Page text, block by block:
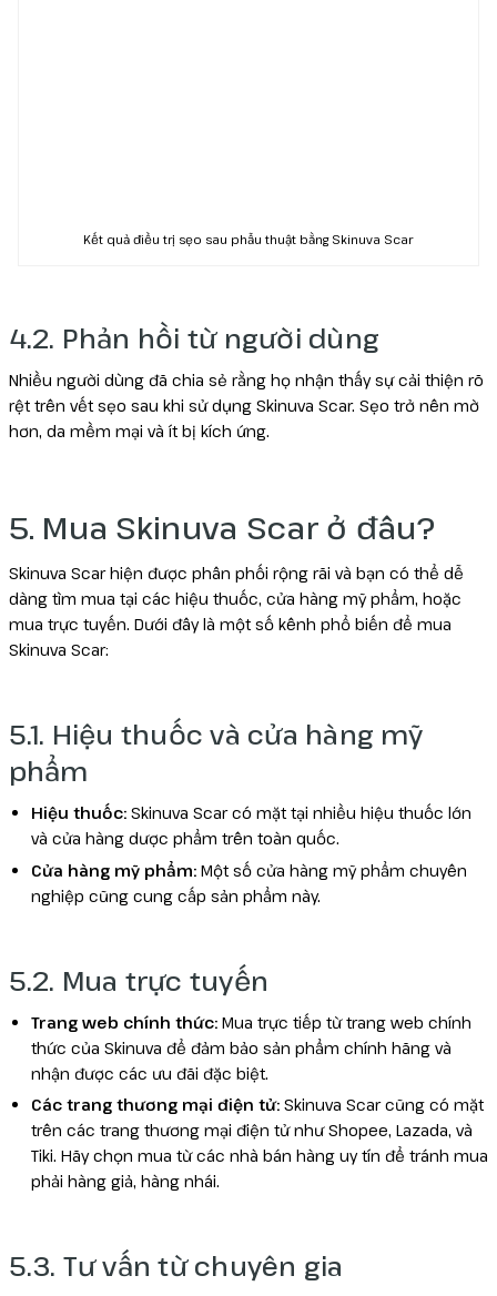
Kết quả điều trị sẹo sau phẫu thuật bằng Skinuva Scar
4.2. Phản hồi từ người dùng
Nhiều người dùng đã chia sẻ rằng họ nhận thấy sự cải thiện rõ
rệt trên vết sẹo sau khi sử dụng Skinuva Scar. Sẹo trở nên mờ
hơn, da mềm mại và ít bị kích ứng.
5. Mua Skinuva Scar ở đâu?
Skinuva Scar hiện được phân phối rộng rãi và bạn có thể dễ
dàng tìm mua tại các hiệu thuốc, cửa hàng mỹ phẩm, hoặc
mua trực tuyến. Dưới đây là một số kênh phổ biến để mua
Skinuva Scar:
5.1. Hiệu thuốc và cửa hàng mỹ
phẩm
Hiệu thuốc:Skinuva Scar có mặt tại nhiều hiệu thuốc lớn
và cửa hàng dược phẩm trên toàn quốc.
Cửa hàng mỹ phẩm:Một số cửa hàng mỹ phẩm chuyên
nghiệp cũng cung cấp sản phẩm này.
5.2. Mua trực tuyến
Trang web chính thức:Mua trực tiếp từ trang web chính
thức của Skinuva để đảm bảo sản phẩm chính hãng và
nhận được các ưu đãi đặc biệt.
Các trang thương mại điện tử:Skinuva Scar cũng có mặt
trên các trang thương mại điện tử như Shopee, Lazada, và
Tiki. Hãy chọn mua từ các nhà bán hàng uy tín để tránh mua
phải hàng giả, hàng nhái.
5.3. Tư vấn từ chuyên gia